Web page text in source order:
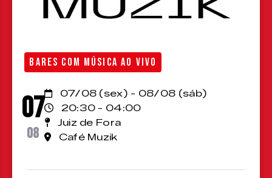
BARES COM MÚSICA AO VIVO
07
08
07/08 (sex) - 08/08 (sáb)
20:30 - 04:00
Juiz de Fora
Café Muzik